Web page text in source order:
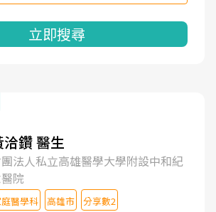
立即搜尋
洽鑽 醫生
法人私立高雄醫學大學附設中和紀
院
醫學科 高雄市 分享數2